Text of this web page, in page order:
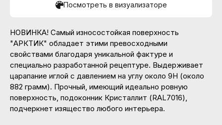
Посмотреть в визуализаторе
НОВИНКА! Самый износостойкая поверхность
"АРКТИК" обладает этими превосходными
свойствами благодаря уникальной фактуре и
специально разработанной рецептуре. Выдерживает
царапание иглой с давлением на углу около 9Н (около
882 грамм). Прочный, имеющий идеально ровную
поверхность, подоконник Кристаллит (RAL7016),
подчеркнет изящество любого интерьера.